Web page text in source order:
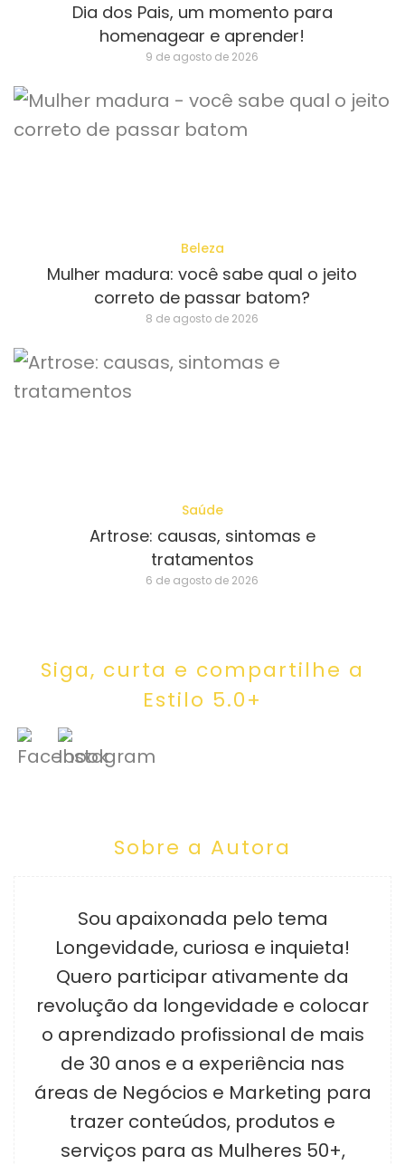
Dia dos Pais, um momento para
homenagear e aprender!
9 de agosto de 2026
Beleza
Mulher madura: você sabe qual o jeito
correto de passar batom?
8 de agosto de 2026
Saúde
Artrose: causas, sintomas e
tratamentos
6 de agosto de 2026
Siga, curta e compartilhe a
Estilo 5.0+
Sobre a Autora
Sou apaixonada pelo tema
Longevidade, curiosa e inquieta!
Quero participar ativamente da
revolução da longevidade e colocar
o aprendizado profissional de mais
de 30 anos e a experiência nas
áreas de Negócios e Marketing para
trazer conteúdos, produtos e
serviços para as Mulheres 50+,